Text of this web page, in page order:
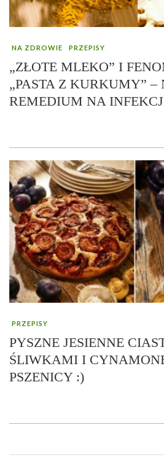
NA ZDROWIE PRZEPISY
„ZŁOTE MLEKO” I
„PASTA Z KURKUMY” –
REMEDIUM NA
PRZEPISY
PYSZNE JESIENNE
ŚLIWKAMI I
PSZENICY :)